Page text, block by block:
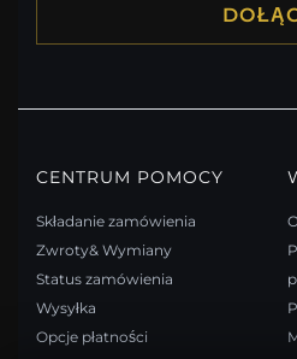
CENTRUM POMOCY
Składanie zamówienia
Zwroty& Wymiany
Status zamówienia
Wysyłka
Opcje płatności